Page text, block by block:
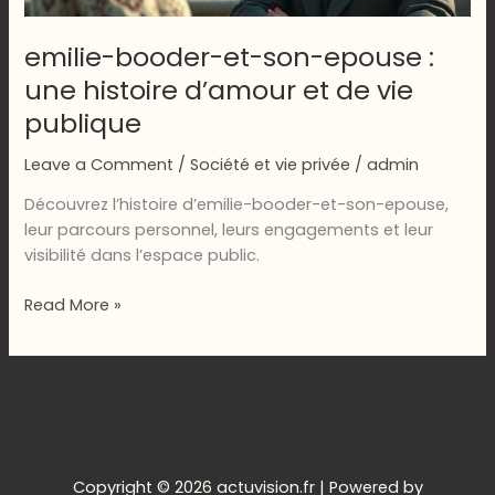
emilie-booder-et-son-epouse :
une histoire d’amour et de vie
publique
Leave a Comment /Société et vie privée /admin
Découvrez l’histoire d’emilie-booder-et-son-epouse,
leur parcours personnel, leurs engagements et leur
visibilité dans l’espace public.
emilie-
et-
histoire
Read More »
Copyright © 2026 actuvision.fr | Powered by